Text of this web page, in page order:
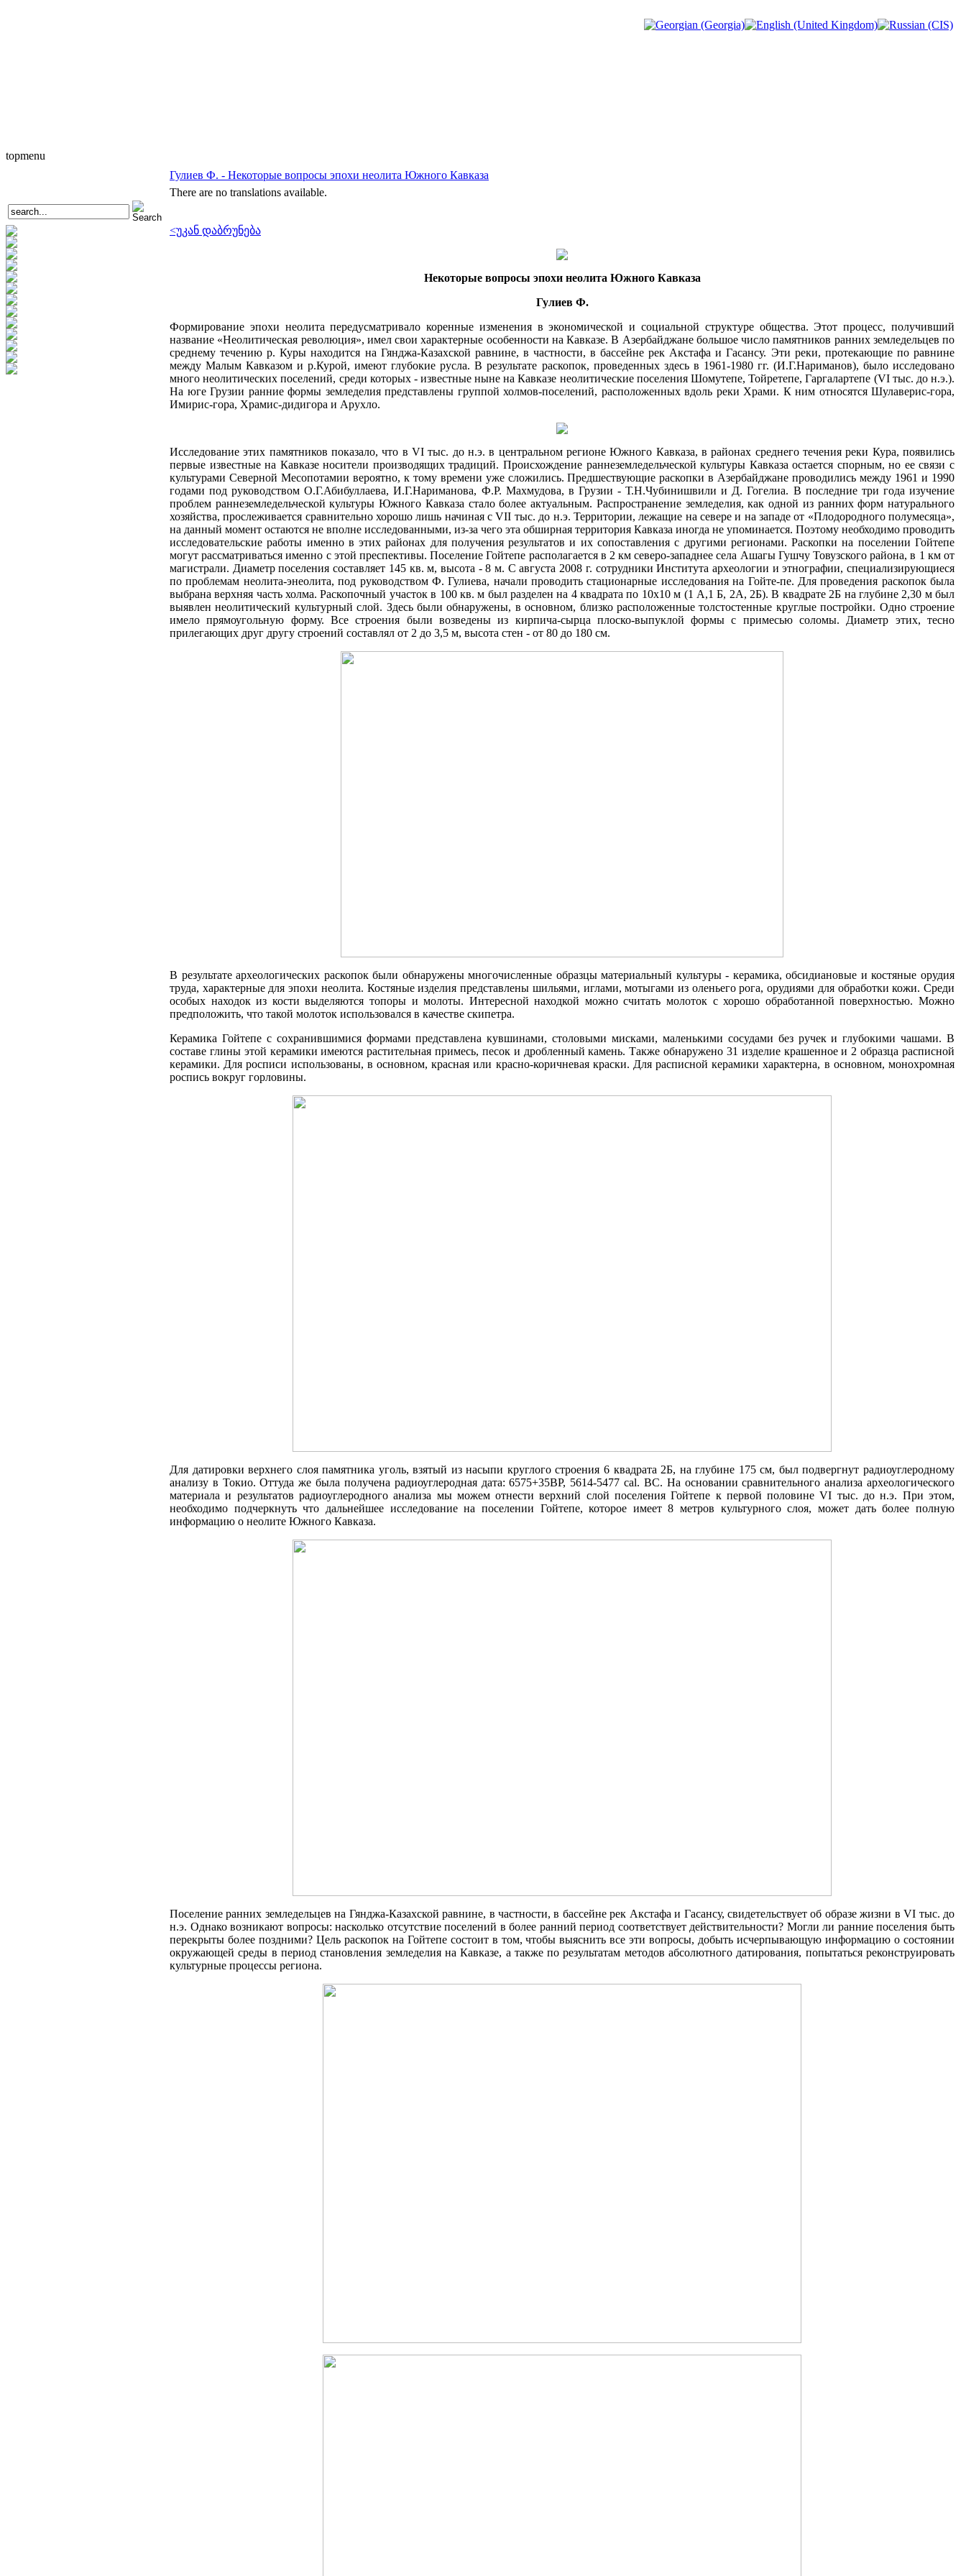
topmenu
Гулиев Ф. - Некоторые вопросы эпохи неолита Южного Кавказа
There are no translations available.
<უკან დაბრუნება
Некоторые вопросы эпохи неолита Южного Кавказа
Гулиев Ф.
Формирование эпохи неолита передусматривало коренные изменения в экономической и социальной структуре общества. Этот процесс, получивший
название «Неолитическая революция», имел свои характерные особенности на Кавказе. В Азербайджане большое число памятников ранних земледельцев по
среднему течению р. Куры находится на Гянджа-Казахской равнине, в частности, в бассейне рек Акстафа и Гасансу. Эти реки, протекающие по равнине
между Малым Кавказом и р.Курой, имеют глубокие русла. В результате раскопок, проведенных здесь в 1961-1980 гг. (И.Г.Нариманов), было исследовано
много неолитических поселений, среди которых - известные ныне на Кавказе неолитические по­селения Шомутепе, Тойретепе, Гаргалартепе (VI тыс. до н.э.).
На юге Грузии ранние формы земледелия представлены группой холмов-поселений, распо­ложенных вдоль реки Храми. К ним относятся Шулаверис-гора,
Имирис-гора, Храмис-дидигора и Арухло.
Исследование этих памятников показало, что в VI тыс. до н.э. в центральном регионе Юж­ного Кавказа, в районах среднего течения реки Кура, появились
первые известные на Кавказе но­сители производящих традиций. Происхождение раннеземледельческой культуры Кавказа оста­ется спорным, но ее связи с
культурами Северной Месопотамии вероятно, к тому времени уже сложились. Предшествующие раскопки в Азербайджане проводились между 1961 и 1990
годами под руководством О.Г.Абибуллаева, И.Г.Нариманова, Ф.Р. Махмудова, в Грузии - Т.Н.Чубинишвили и Д. Гогелиа. В последние три года изучение
проблем раннеземледельческой культуры Южного Кавказа стало более актуальным. Распространение земледелия, как одной из ранних форм натурального
хозяйства, прослеживается сравнительно хорошо лишь начиная с VII тыс. до н.э. Территории, лежащие на севере и на западе от «Плодородного полумесяца»,
на данный момент остаются не вполне исследованными, из-за чего эта обширная территория Кавказа иногда не упоминается. Поэтому необходимо проводить
исследовательские работы именно в этих районах для получения результатов и их сопоставления с другими регионами. Раскопки на поселении Гойтепе
могут рас­сматриваться именно с этой преспективы. Поселение Гойтепе располагается в 2 км северо-западнее села Ашагы Гушчу Товузского района, в 1 км от
магистрали. Диаметр поселения составляет 145 кв. м, высота - 8 м. С августа 2008 г. сотрудники Института археологии и этнографии, специализирующиеся
по проблемам неолита-энеолита, под руководством Ф. Гулиева, начали проводить стационарные исследования на Гойте-пе. Для проведения раскопок была
выбрана верхняя часть холма. Раскопочный участок в 100 кв. м был разделен на 4 квадрата по 10х10 м (1 А,1 Б, 2А, 2Б). В квадрате 2Б на глубине 2,30 м был
выяв­лен неолитический культурный слой. Здесь были обнаружены, в основном, близко расположенные толстостенные круглые постройки. Одно строение
имело прямоугольную форму. Все строения были возведены из кирпича-сырца плоско-выпуклой формы с примесью соломы. Диаметр этих, тесно
прилегающих друг другу строений составлял от 2 до 3,5 м, высота стен - от 80 до 180 см.
В результате археологических раскопок были обнаружены многочисленные образцы материальный культуры - керамика, обсидиановые и костяные орудия
труда, характерные для эпохи неолита. Костяные изделия представлены шильями, иглами, мотыгами из оленьего рога, орудиями для обработки кожи. Среди
особых находок из кости выделяются топоры и молоты. Интересной находкой можно считать молоток с хорошо обработанной поверхностью. Можно
предположить, что такой молоток использовался в качестве скипетра.
Керамика Гойтепе с сохранившимися формами представлена кувшинами, столовыми ми­сками, маленькими сосудами без ручек и глубокими чашами. В
составе глины этой керамики имеются растительная примесь, песок и дробленный камень. Также обнаружено 31 изделие крашенное и 2 образца расписной
керамики. Для росписи использованы, в основном, красная или красно-коричневая краски. Для расписной керамики характерна, в основном, монохромная
роспись во­круг горловины.
Для датировки верхнего слоя памятника уголь, взятый из насыпи круглого строения 6 ква­драта 2Б, на глубине 175 см, был подвергнут радиоуглеродному
анализу в Токио. Оттуда же была получена радиоуглеродная дата: 6575+35BP, 5614-5477 cal. BC. На основании сравнительного анализа археологического
материала и результатов радиоуглеродного анализа мы можем отнести верхний слой поселения Гойтепе к первой половине VI тыс. до н.э. При этом,
необходимо подчер­кнуть что дальнейшее исследование на поселении Гойтепе, которое имеет 8 метров культурного слоя, может дать более полную
информацию о неолите Южного Кавказа.
Поселение ранних земледельцев на Гянджа-Казахской равнине, в частности, в бассейне рек Акстафа и Гасансу, свидетельствует об образе жизни в VI тыс. до
н.э. Однако возникают вопросы: насколько отсутствие поселений в более ранний период соответствует действительности? Могли ли ранние поселения быть
перекрыты более поздними? Цель раскопок на Гойтепе состоит в том, чтобы выяснить все эти вопросы, добыть исчер­пывающую информацию о состоянии
окружающей среды в период становления земледелия на Кавказе, а также по результатам методов абсолютного датирования, попытаться реконструировать
культурные процессы региона.